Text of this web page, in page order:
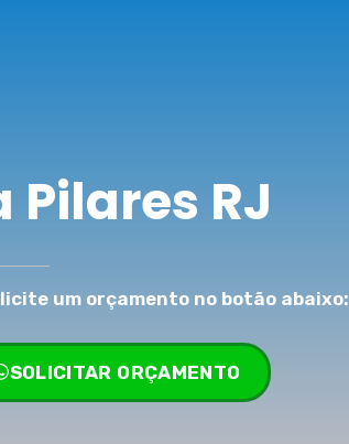
RJ
um orçamento no botão abaixo:
SOLICITAR ORÇAMENTO